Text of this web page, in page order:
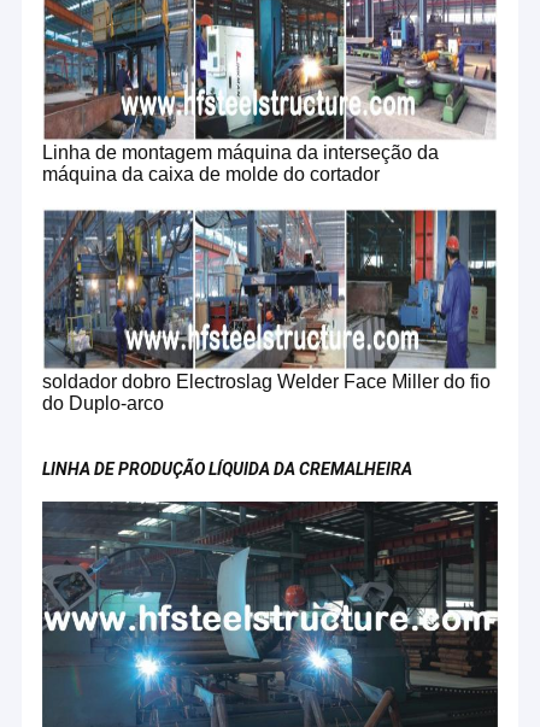
Casa
Produtos
Sobre nós
Linha de montagem máquina da interseção da
máquina da caixa de molde do cortador
soldador dobro Electroslag Welder Face Miller do fio
do Duplo-arco
LINHA DE PRODUÇÃO LÍQUIDA DA CREMALHEIRA
Como co-fundador da FAMOUS Engineering Company, o Sr.
Tommy GAO está no campo da construção há muitos anos,e
estabeleceu uma série de empresas com o objetivo de criar
uma cadeia ecológica na indústria da construção de edifícios.